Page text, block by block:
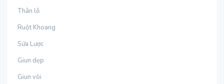
Thân lỗ
Ruột Khoang
Sứa Lược
Giun dẹp
Giun vòi